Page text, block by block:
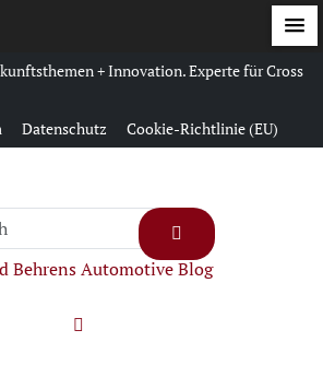
+ Innovation. Experte für Cross
Datenschutz Cookie-Richtlinie (EU)